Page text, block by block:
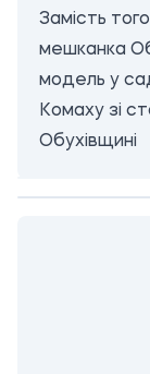
Замість
мешканка
модель у
Комаху зі
Обухівщині